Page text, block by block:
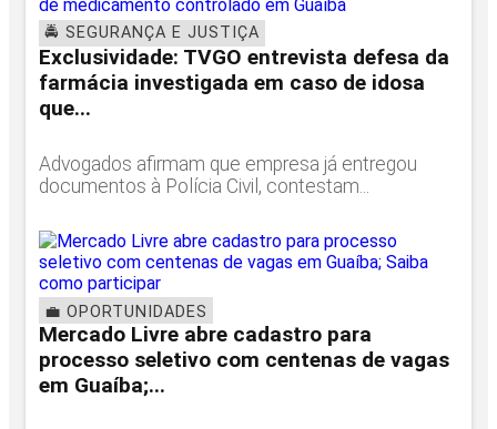
🚔 SEGURANÇA E JUSTIÇA
Exclusividade: TVGO entrevista defesa da
farmácia investigada em caso de idosa
que...
Advogados afirmam que empresa já entregou
documentos à Polícia Civil, contestam...
💼 OPORTUNIDADES
Mercado Livre abre cadastro para
processo seletivo com centenas de vagas
em Guaíba;...